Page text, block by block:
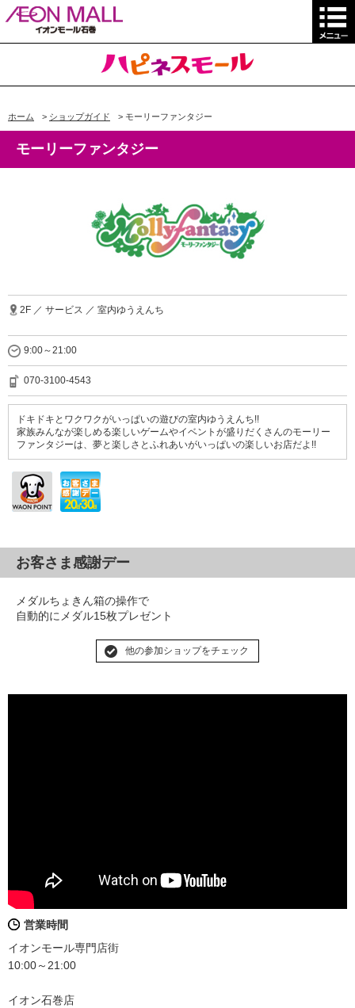
ホーム > ショップガイド > モーリーファンタジー
モーリーファンタジー
2F ／ サービス ／ 室内ゆうえんち
9:00～21:00
070-3100-4543
ドキドキとワクワクがいっぱいの遊びの室内ゆうえんち!!
家族みんなが楽しめる楽しいゲームやイベントが盛りだくさんのモーリー
ファンタジーは、夢と楽しさとふれあいがいっぱいの楽しいお店だよ!!
お客さま感謝デー
メダルちょきん箱の操作で
自動的にメダル15枚プレゼント
他の参加ショップをチェック
営業時間
イオンモール専門店街
10:00～21:00
イオン石巻店